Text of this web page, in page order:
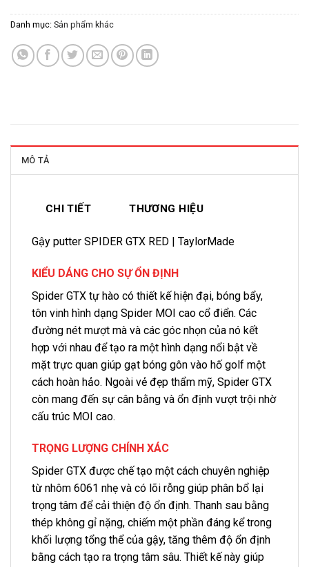
Danh mục: Sản phẩm khác
MÔ TẢ
CHI TIẾT THƯƠNG HIỆU
Gậy putter SPIDER GTX RED | TaylorMade
KIỂU DÁNG CHO SỰ ỔN ĐỊNH
Spider GTX tự hào có thiết kế hiện đại, bóng bẩy,
tôn vinh hình dạng Spider MOI cao cổ điển. Các
đường nét mượt mà và các góc nhọn của nó kết
hợp với nhau để tạo ra một hình dạng nổi bật về
mặt trực quan giúp gạt bóng gôn vào hố golf một
cách hoàn hảo. Ngoài vẻ đẹp thẩm mỹ, Spider GTX
còn mang đến sự cân bằng và ổn định vượt trội nhờ
cấu trúc MOI cao.
TRỌNG LƯỢNG CHÍNH XÁC
Spider GTX được chế tạo một cách chuyên nghiệp
từ nhôm 6061 nhẹ và có lõi rỗng giúp phân bổ lại
trọng tâm để cải thiện độ ổn định. Thanh sau bằng
thép không gỉ nặng, chiếm một phần đáng kể trong
khối lượng tổng thể của gậy, tăng thêm độ ổn định
bằng cách tạo ra trọng tâm sâu. Thiết kế này giúp